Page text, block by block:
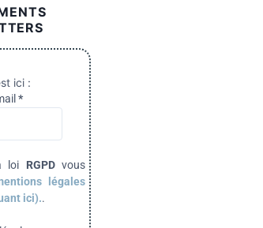
ici :
*
loi RGPDvous
légales
ici)..